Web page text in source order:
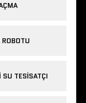
SU TESISATÇI